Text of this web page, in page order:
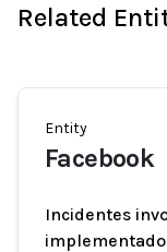
Related
Entity
Facebook
Incidentes